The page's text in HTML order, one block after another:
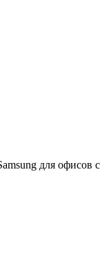
для офисов с